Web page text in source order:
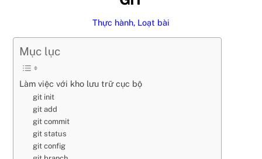
Thực hành, Loạt bài
Mục lục
Làm việc với kho lưu trữ cục bộ
git init
git add
git commit
git status
git config